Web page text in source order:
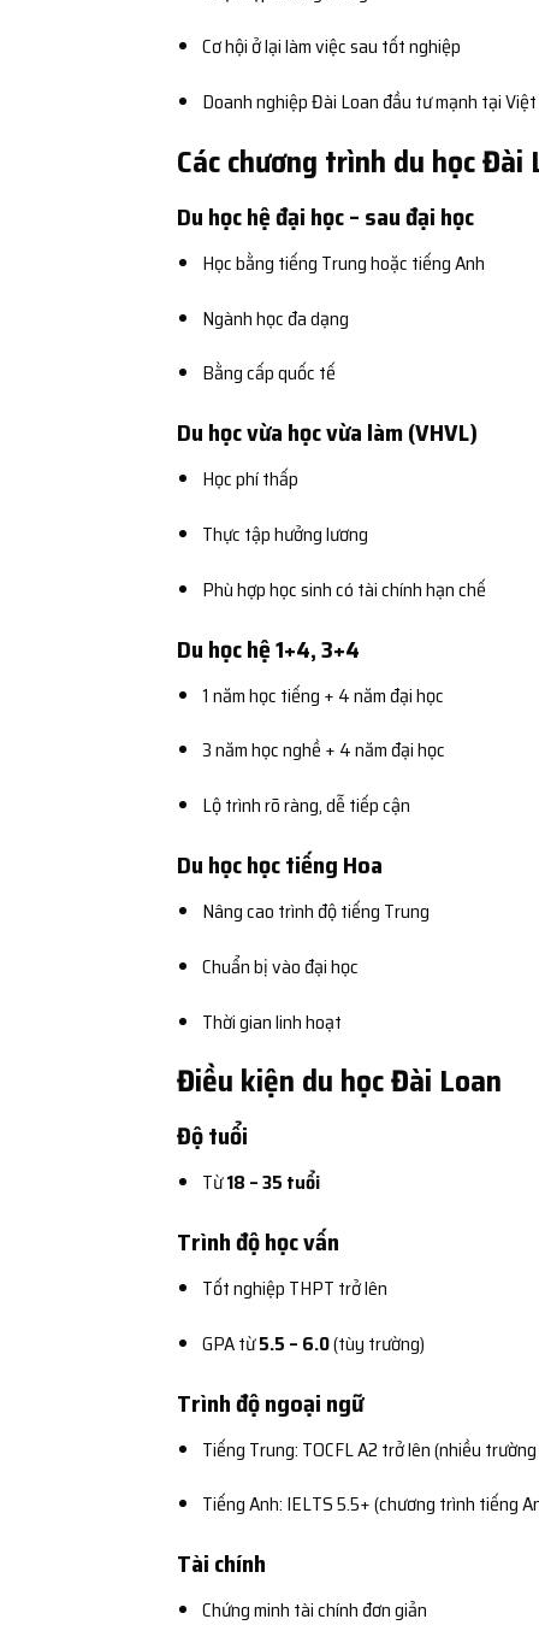
Cơ hội ở lại làm việc sau tốt nghiệp
Doanh nghiệp Đài Loan đầu tư mạnh tại
Các chương trình du học Đài
Du học hệ đại học – sau đại học
Học bằng tiếng Trung hoặc tiếng Anh
Ngành học đa dạng
Bằng cấp quốc tế
Du học vừa học vừa làm (VHVL)
Học phí thấp
Thực tập hưởng lương
Phù hợp học sinh có tài chính hạn chế
Du học hệ 1+4, 3+4
1 năm học tiếng + 4 năm đại học
3 năm học nghề + 4 năm đại học
Lộ trình rõ ràng, dễ tiếp cận
Du học học tiếng Hoa
Nâng cao trình độ tiếng Trung
Chuẩn bị vào đại học
Thời gian linh hoạt
Điều kiện du học Đài Loan
Độ tuổi
Từ18 – 35 tuổi
Trình độ học vấn
Tốt nghiệp THPT trở lên
GPA từ5.5 – 6.0(tùy trường)
Trình độ ngoại ngữ
Tiếng Trung: TOCFL A2 trở lên (nhiều
Tiếng Anh: IELTS 5.5+ (chương trình tiếng
Tài chính
Chứng minh tài chính đơn giản